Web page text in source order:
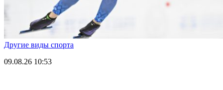
Другие виды спорта
09.08.26 10:53